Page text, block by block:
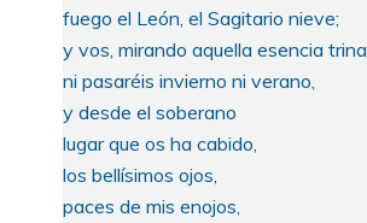
fuego el León, el Sagitario nieve;
y vos, mirando aquella esencia trina,
ni pasaréis invierno ni verano,
y desde el soberano
lugar que os ha cabido,
los bellísimos ojos,
paces de mis enojos,